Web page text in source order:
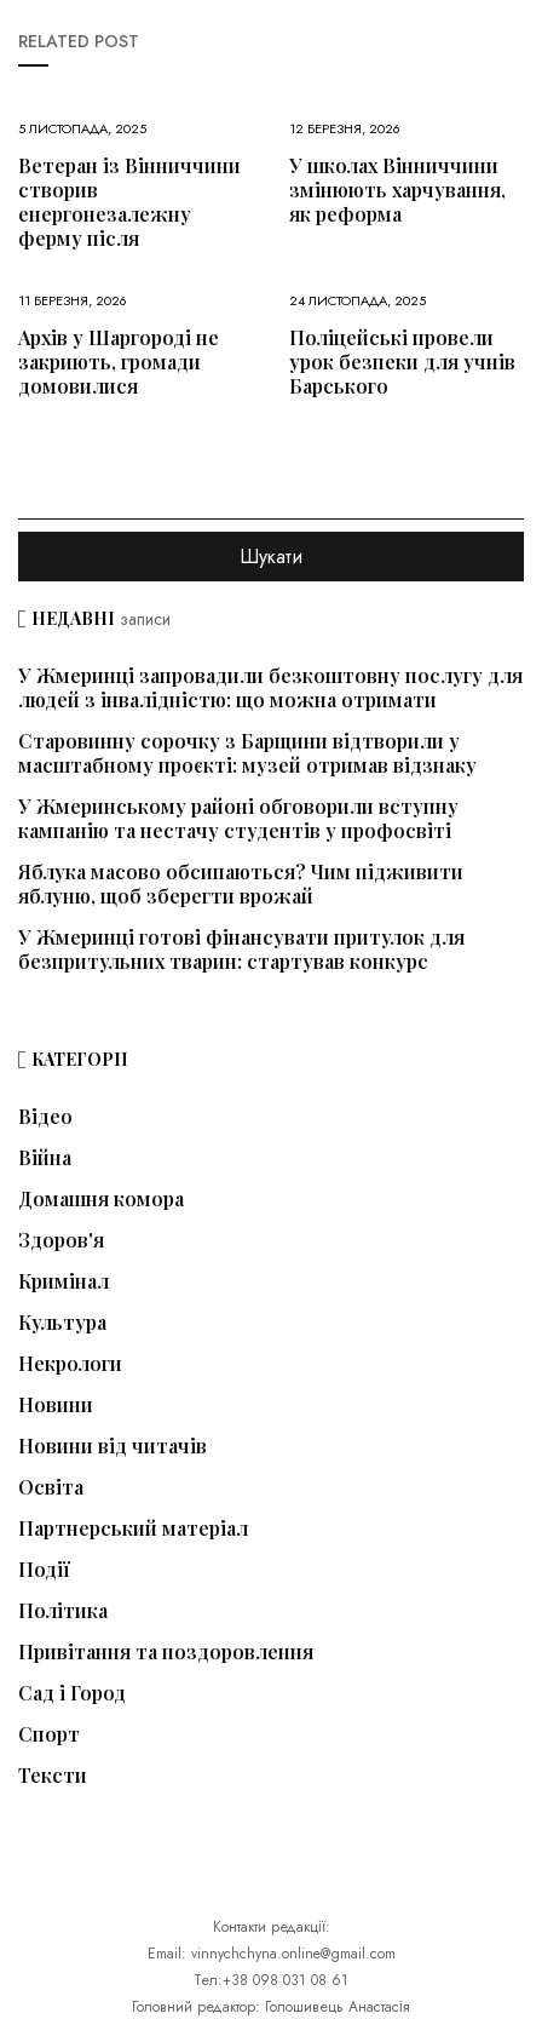
RELATED POST
5 ЛИСТОПАДА, 2025
Ветеран із Вінниччини
створив
енергонезалежну
ферму після
12 БЕРЕЗНЯ, 2026
У школах Вінниччини
змінюють харчування,
як реформа
11 БЕРЕЗНЯ, 2026
Архів у Шаргороді не
закриють, громади
домовилися
24 ЛИСТОПАДА, 2025
Поліцейські провели
урок безпеки для учнів
Барського
НЕДАВНІ записи
У Жмеринці запровадили безкоштовну послугу для
людей з інвалідністю: що можна отримати
Старовинну сорочку з Барщини відтворили у
масштабному проєкті: музей отримав відзнаку
У Жмеринському районі обговорили вступну
кампанію та нестачу студентів у профосвіті
Яблука масово обсипаються? Чим підживити
яблуню, щоб зберегти врожай
У Жмеринці готові фінансувати притулок для
безпритульних тварин: стартував конкурс
КАТЕГОРІЇ
Відео
Війна
Домашня комора
Здоров'я
Кримінал
Культура
Некрологи
Новини
Новини від читачів
Освіта
Партнерський матеріал
Події
Політика
Привітання та поздоровлення
Сад і Город
Спорт
Тексти
Контакти редакції:
Email: vinnychchyna.online@gmail.com
Тел:+38 098 031 08 61
Головний редактор: Голошивець Анастасія